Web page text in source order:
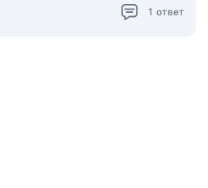
1 ответ